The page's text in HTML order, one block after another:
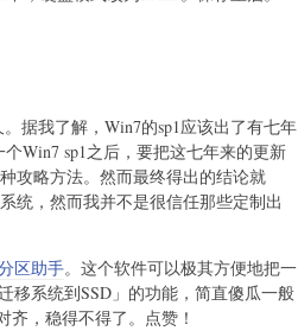
据我了解，Win7的sp1应该出了有七年
Win7 sp1之后，要把这七年来的更新
攻略方法。然而最终得出的结论就
统，然而我并不是很信任那些定制出
区助手。这个软件可以极其方便地把一
移系统到SSD」的功能，简直傻瓜一般
，稳得不得了。点赞！